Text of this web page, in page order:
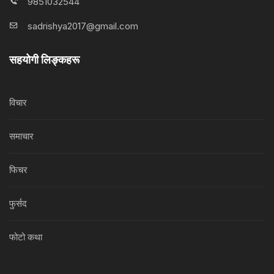
sadrishya2017@gmail.com
सहयोगी लिङ्कहरू
विचार
समाचार
फिचर
फुर्सद
फोटो कथा